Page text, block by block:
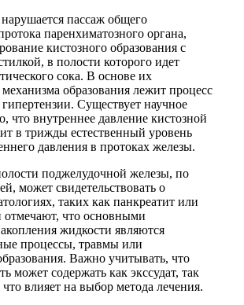
пассаж общего
паренхиматозного органа,
кистозного образования с
в полости которого идет
сока. В основе их
механизма образования лежит процесс
Существует научное
что внутреннее давление кистозной
в трижды естественный уровень
давления в протоках железы.
поджелудочной железы, по
может свидетельствовать о
таких как панкреатит или
отмечают, что основными
жидкости являются
процессы, травмы или
Важно учитывать, что
может содержать как экссудат, так
что влияет на выбор метода лечения.